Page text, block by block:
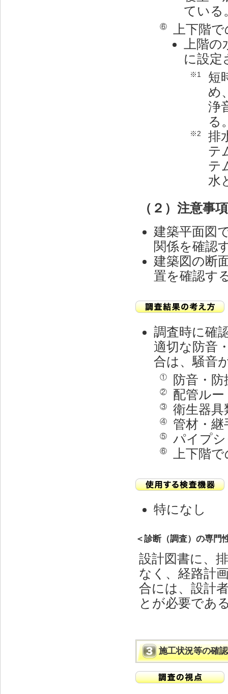
ている
⑥
上下階
上階
に設定
※1
短
め
浄
る
※2
排
テ
テ
水
（２）注意事
建築平面図
関係を確認
建築図の断
置を確認す
調査時に確
適切な防音
合は、騒音
① 防音・
② 配管ル
③ 衛生器具
④ 管材・
⑤ パイプ
⑥ 上下階
特になし
＜診断（調査）の専門
設計図書に、
なく、経路計
合には、設計
とが必要であ
施工状況等の確認